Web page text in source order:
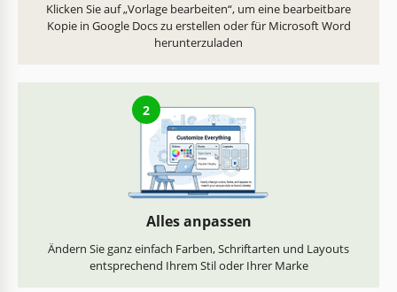
Klicken Sie auf „Vorlage bearbeiten“, um eine bearbeitbare
Kopie in Google Docs zu erstellen oder für Microsoft Word
herunterzuladen
2
Alles anpassen
Ändern Sie ganz einfach Farben, Schriftarten und Layouts
entsprechend Ihrem Stil oder Ihrer Marke